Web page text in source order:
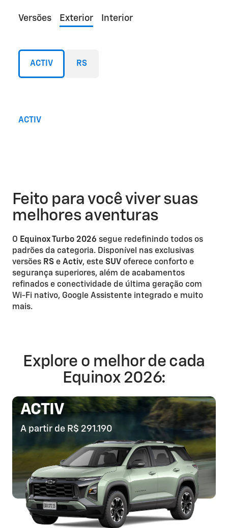
Versões Exterior Interior
ACTIV RS
ACTIV
Feito para você viver suas
melhores aventuras
O Equinox Turbo 2026 segue redefinindo todos os
padrões da categoria. Disponível nas exclusivas
versões RS e Activ, este SUV oferece conforto e
segurança superiores, além de acabamentos
refinados e conectividade de última geração com
Wi-Fi nativo, Google Assistente integrado e muito
mais.
Explore o melhor de cada
Equinox 2026:
ACTIV
A partir de R$ 291.190